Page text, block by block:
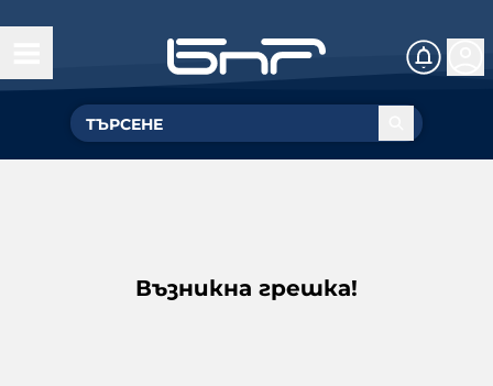
Възникна грешка!